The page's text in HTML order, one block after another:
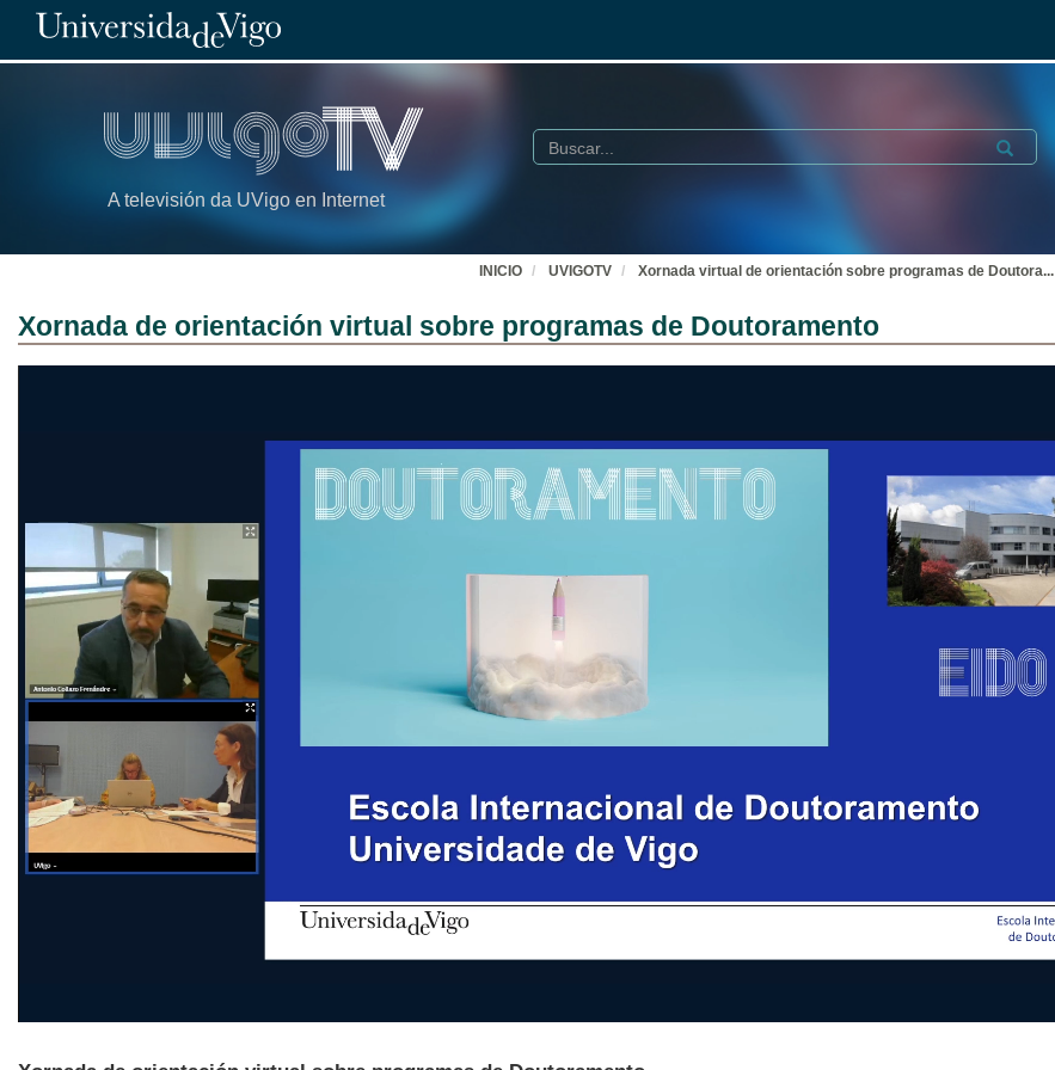
A televisión da UVigo en Internet
Buscar Submit
INICIO UVIGOTV Xornada virtual de orientación sobre programas de Doutora...
Xornada de orientación virtual sobre programas de Doutoramento